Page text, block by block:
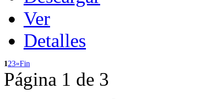
Ver
Detalles
123»Fin
Página 1 de 3